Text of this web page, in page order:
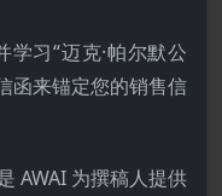
学习“迈克·帕尔默公
函来锚定您的销售信
AWAI 为撰稿人提供